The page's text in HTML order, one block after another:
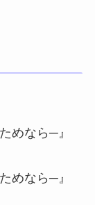
めなら─』
めなら─』